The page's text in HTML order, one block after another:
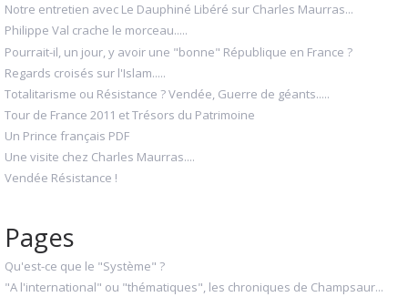
Notre entretien avec Le Dauphiné Libéré sur Charles Maurras...
Philippe Val crache le morceau.....
Pourrait-il, un jour, y avoir une "bonne" République en France ?
Regards croisés sur l'Islam.....
Totalitarisme ou Résistance ? Vendée, Guerre de géants.....
Tour de France 2011 et Trésors du Patrimoine
Un Prince français PDF
Une visite chez Charles Maurras....
Vendée Résistance !
Pages
Qu'est-ce que le "Système" ?
"A l'international" ou "thématiques", les chroniques de Champsaur...